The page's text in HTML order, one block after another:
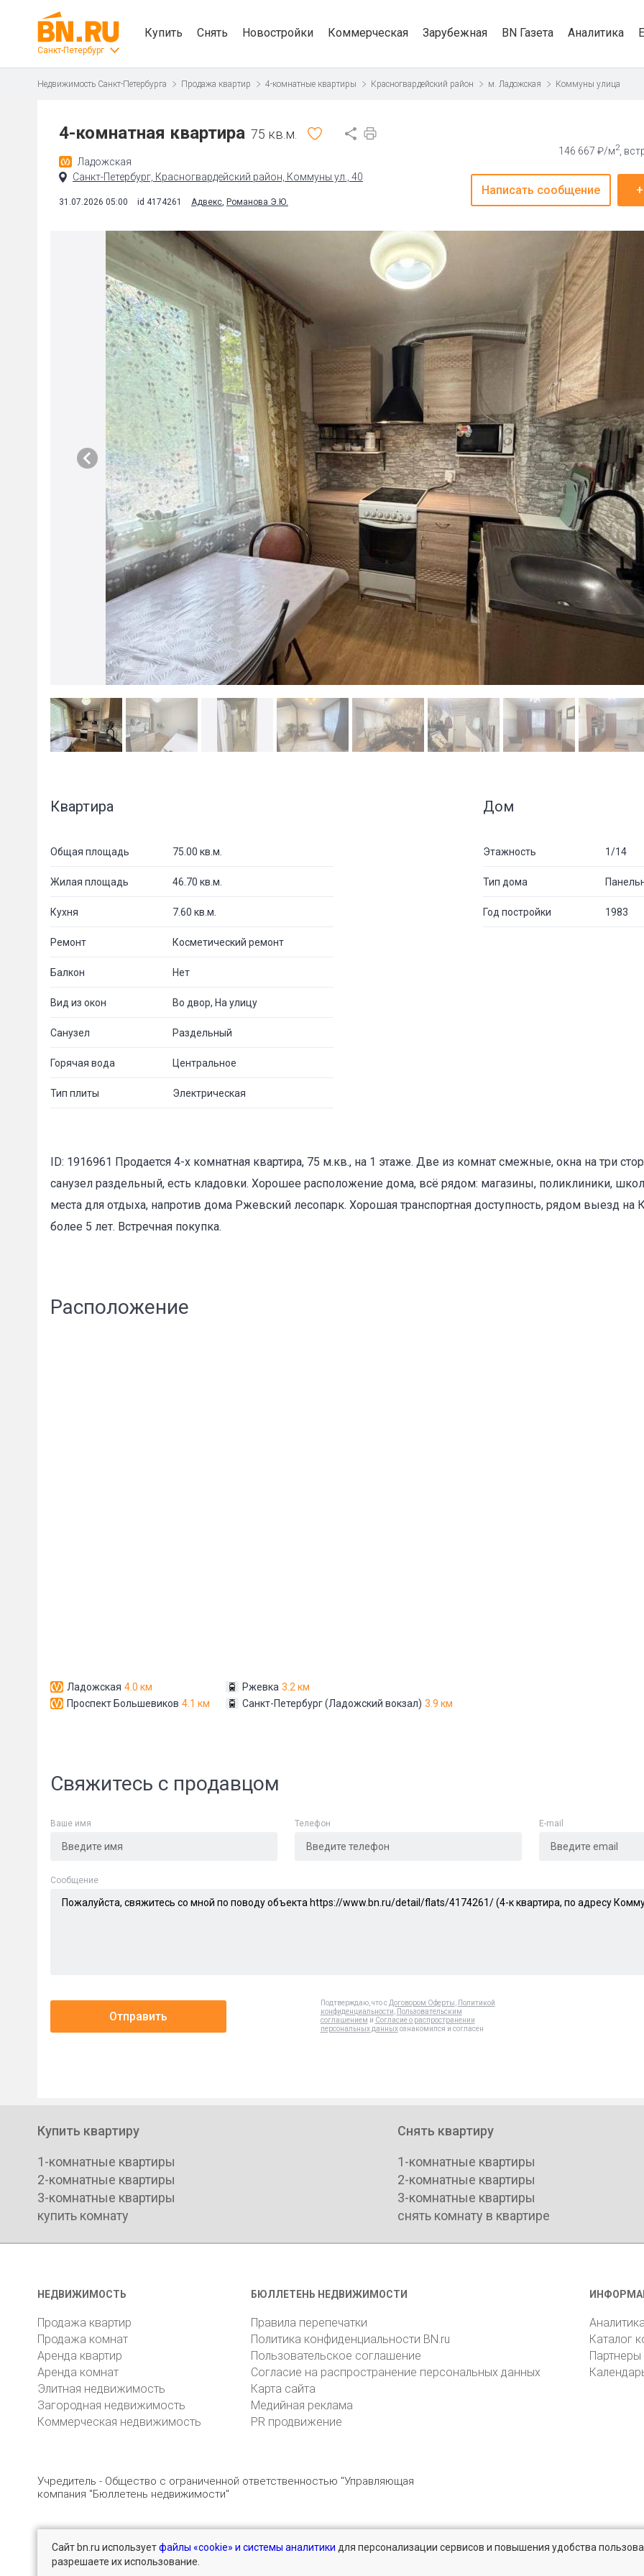
Санкт-Петербург
Купить Снять Новостройки Коммерческая Зарубежная BN Газета Аналитика
Недвижимость Санкт-Петербурга Продажа квартир 4-комнатные квартиры Красногвардейский район м. Ладожская Коммуны улица
4-комнатная квартира 75 кв.м.
Ладожская
Санкт-Петербург, Красногвардейский район, Коммуны ул., 40
31.07.2026 05:00 id 4174261 Адвекс, Романова Э.Ю.
146 667 ₽/м2,
Написать сообщение
Квартира
Общая площадь 75.00 кв.м.
Жилая площадь 46.70 кв.м.
Кухня 7.60 кв.м.
Ремонт Косметический ремонт
Балкон Нет
Вид из окон Во двор, На улицу
Санузел Раздельный
Горячая вода Центральное
Тип плиты Электрическая
Дом
Этажность 1/14
Тип дома
Год постройки 1983
ID: 1916961 Продается 4-х комнатная квартира, 75 м.кв., на 1 этаже. Две из комнaт смeжные, окна на три
cанузел pаздeльный, есть кладовки. Хорошее расположение дома, всё рядом: магазины, поликлиники,
места для отдыха, напротив дома Ржевский лесопарк. Хорошая транспортная доступность, рядом выезд на
более 5 лет. Встречная покупка.
Расположение
Ладожская 4.0 км
Проспект Большевиков 4.1 км
Ржевка 3.2 км
Санкт-Петербург (Ладожский вокзал) 3.9 км
Свяжитесь с продавцом
Ваше имя Телефон E-mail
Cообщение
Отправить
Подтверждаю, что с Договором Оферты
Политикой
конфиденциальности
Пользовательским
соглашением и Согласие о распространении
персональных данныхознакомился и согласен
E-mail*
Купить квартиру
1-комнатные квартиры
2-комнатные квартиры
3-комнатные квартиры
купить комнату
Снять квартиру
1-комнатные квартиры
2-комнатные квартиры
3-комнатные квартиры
снять комнату в квартире
НЕДВИЖИМОСТЬ
Продажа квартир
Продажа комнат
Аренда квартир
Аренда комнат
Элитная недвижимость
Загородная недвижимость
Коммерческая недвижимость
БЮЛЛЕТЕНЬ НЕДВИЖИМОСТИ
Правила перепечатки
Политика конфиденциальности BN.ru
Пользовательское соглашение
Согласие на распространение персональных данных
Карта сайта
Медийная реклама
PR продвижение
Каталог
Партнеры
Учредитель - Общество с ограниченной ответственностью "Управляющая
компания "Бюллетень недвижимости"
© 2005 – 2026, ООО «УК «БН» 8 (812) 331-93-56 196105, Санкт-Петербург, пр. Юрия Гагарина, 1
Сайт bn.ru используетфайлы «cookie» и системы аналитики для персонализации сервисов и повышения удобства
разрешаете их использование.